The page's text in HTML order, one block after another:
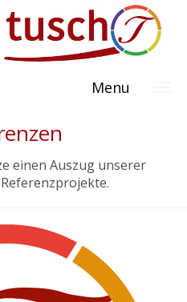
Menu
einen Auszug unserer